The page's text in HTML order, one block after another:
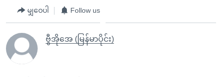
မျှဝေပါ Follow us
ဗွီအိုအေ (မြန်မာပိုင်း)